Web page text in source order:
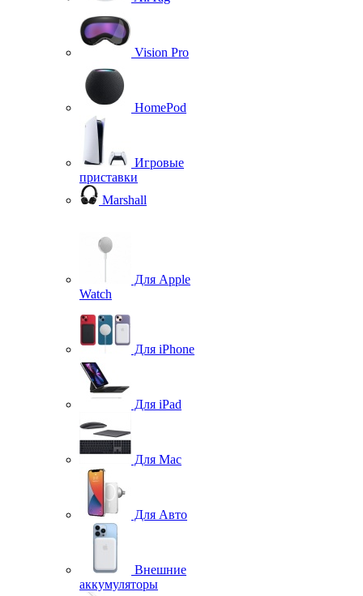
Vision Pro
HomePod
Игровые
приставки
Marshall
Для Apple
Watch
Для iPhone
Для iPad
Для Mac
Для Авто
Внешние
аккумуляторы